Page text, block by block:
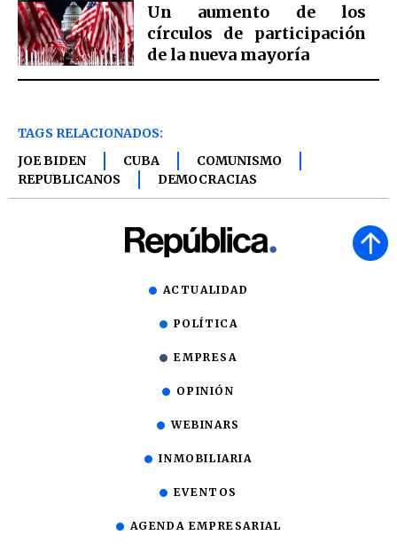
Un aumento de los
círculos de participación
de la nueva mayoría
TAGS RELACIONADOS:
JOE BIDEN
CUBA
COMUNISMO
REPUBLICANOS
DEMOCRACIAS
ACTUALIDAD
POLÍTICA
EMPRESA
OPINIÓN
WEBINARS
INMOBILIARIA
EVENTOS
AGENDA EMPRESARIAL